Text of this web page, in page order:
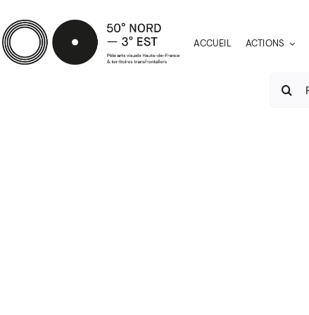
au
contenu
ACCUEIL ACTIONS